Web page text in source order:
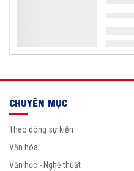
CHUYÊN MỤC
Theo dòng sự kiện
Văn hóa
Văn học - Nghệ thuật